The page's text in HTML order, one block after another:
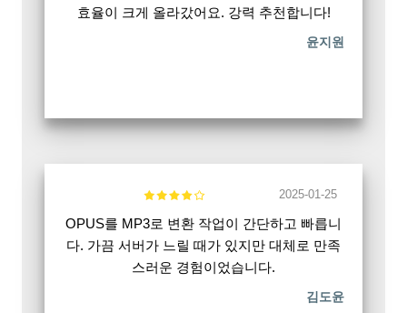
효율이 크게 올라갔어요. 강력 추천합니다!
윤지원
2025-01-25
OPUS를 MP3로 변환 작업이 간단하고 빠릅니
다. 가끔 서버가 느릴 때가 있지만 대체로 만족
스러운 경험이었습니다.
김도윤